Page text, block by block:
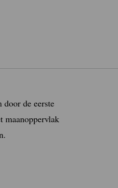
door de eerste
maanoppervlak